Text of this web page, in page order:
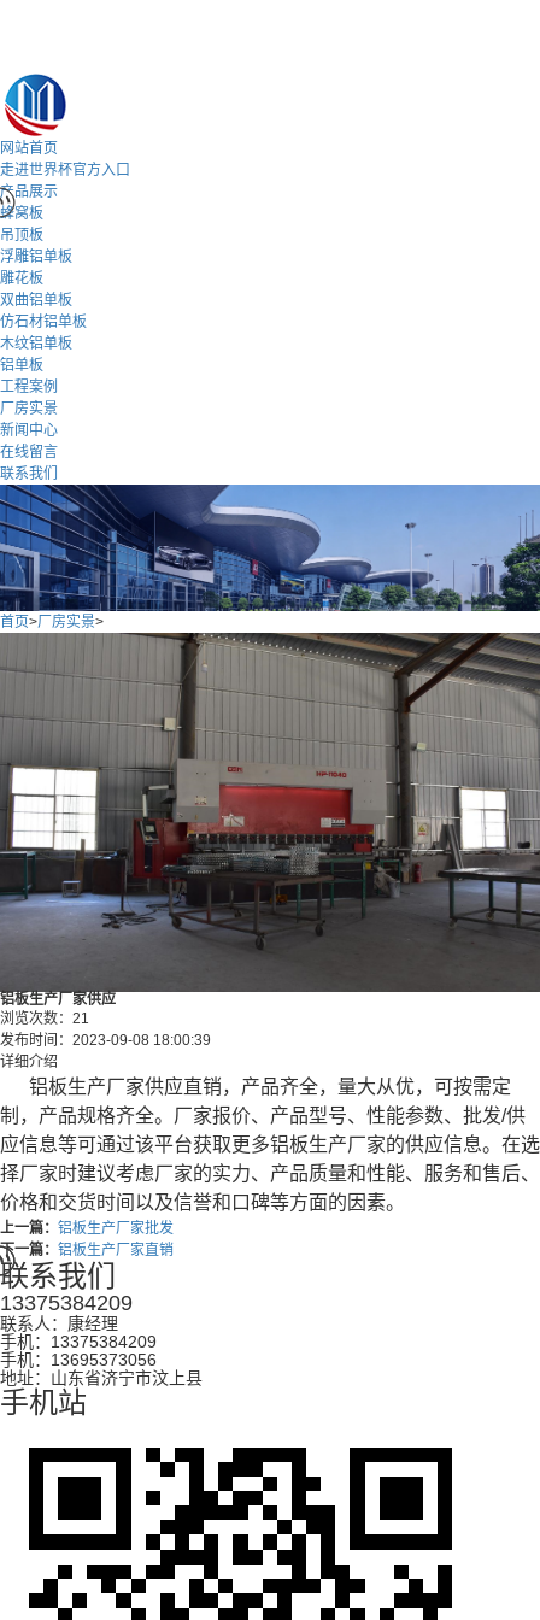
网站首页
走进世界杯官方入口
产品展示
蜂窝板
吊顶板
浮雕铝单板
雕花板
双曲铝单板
仿石材铝单板
木纹铝单板
铝单板
工程案例
厂房实景
新闻中心
在线留言
联系我们
首页>厂房实景>
铝板生产厂家供应
浏览次数： 21
发布时间： 2023-09-08 18:00:39
详细介绍
铝板生产厂家供应直销，产品齐全，量大从优，可按需定
制，产品规格齐全。厂家报价、产品型号、性能参数、批发/供
应信息等可通过该平台获取更多铝板生产厂家的供应信息。在选
择厂家时建议考虑厂家的实力、产品质量和性能、服务和售后、
价格和交货时间以及信誉和口碑等方面的因素。
上一篇： 铝板生产厂家批发
下一篇： 铝板生产厂家直销
联系我们
13375384209
联系人：康经理
手机：13375384209
手机：13695373056
地址：山东省济宁市汶上县
手机站